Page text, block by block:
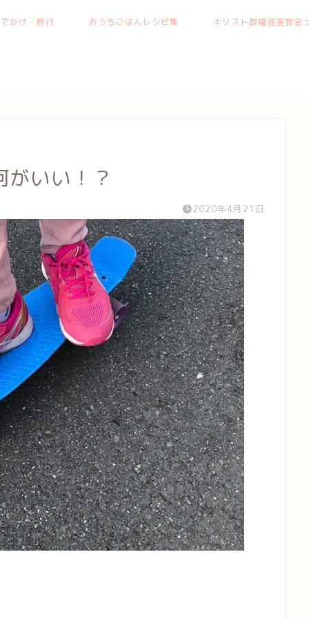
かけ・旅行 おうちごはんレシピ集 キリスト教福音宣教会
いい！？
2020年4月21日